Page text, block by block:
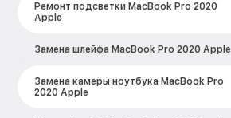
Ремонт подсветки MacBook Pro 2020
Apple
Замена шлейфа MacBook Pro 2020 Apple
Замена камеры ноутбука MacBook Pro
2020 Apple